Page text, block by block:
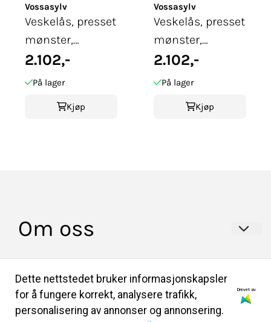
Vossasylv
Veskelås, presset
mønster,
gravering,
oksidert
2.102,-
På lager
Kjøp
Vossasylv
Veskelås, presset
mønster,
oksidert
2.102,-
På lager
Kjøp
Om oss
HULDRA BUNADER AS
Professor Lochmanns gate 2A
0559 OSLO
Info
Salgsbetingelser
Dette nettstedet bruker informasjonskapsler
for å fungere korrekt, analysere trafikk,
personalisering av annonser og annonsering.
Drevet av